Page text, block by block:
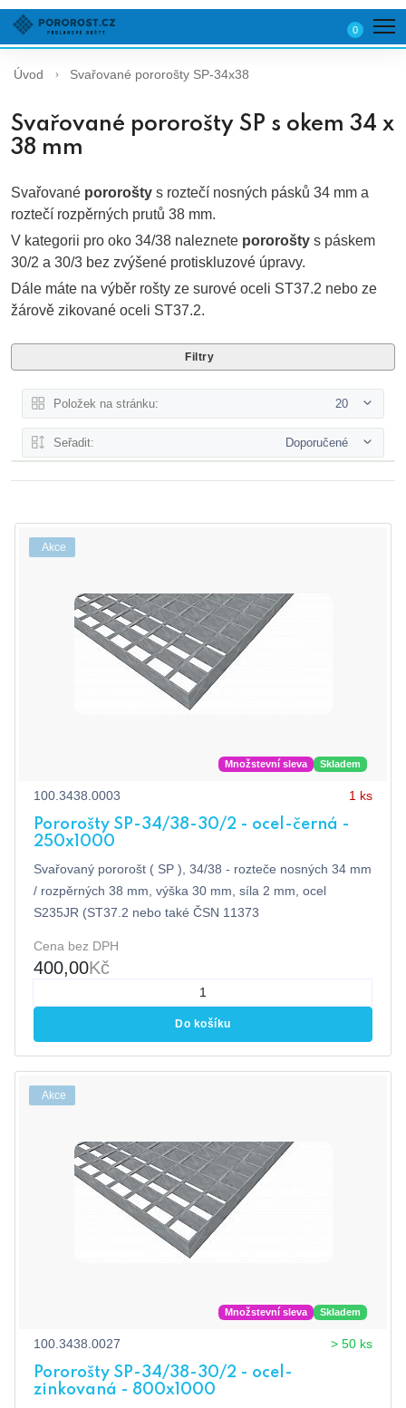
0
Úvod Svařované pororošty SP-34x38
Svařované pororošty SP s okem 34 x
38 mm
Svařované pororošty s roztečí nosných pásků 34 mm a
roztečí rozpěrných prutů 38 mm.
V kategorii pro oko 34/38 naleznete pororošty s páskem
30/2 a 30/3 bez zvýšené protiskluzové úpravy.
Dále máte na výběr rošty ze surové oceli ST37.2 nebo ze
žárově zikované oceli ST37.2.
Filtry
Položek na stránku: 20
Seřadit: Doporučené
Akce
Množstevní sleva Skladem
100.3438.0003 1 ks
Pororošty SP-34/38-30/2 - ocel-černá -
250x1000
Svařovaný pororošt ( SP ), 34/38 - rozteče nosných 34 mm
/ rozpěrných 38 mm, výška 30 mm, síla 2 mm, ocel
S235JR (ST37.2 nebo také ČSN 11373
Cena bez DPH
400,00Kč
Do košíku
Akce
Množstevní sleva Skladem
100.3438.0027 > 50 ks
Pororošty SP-34/38-30/2 - ocel-
zinkovaná - 800x1000